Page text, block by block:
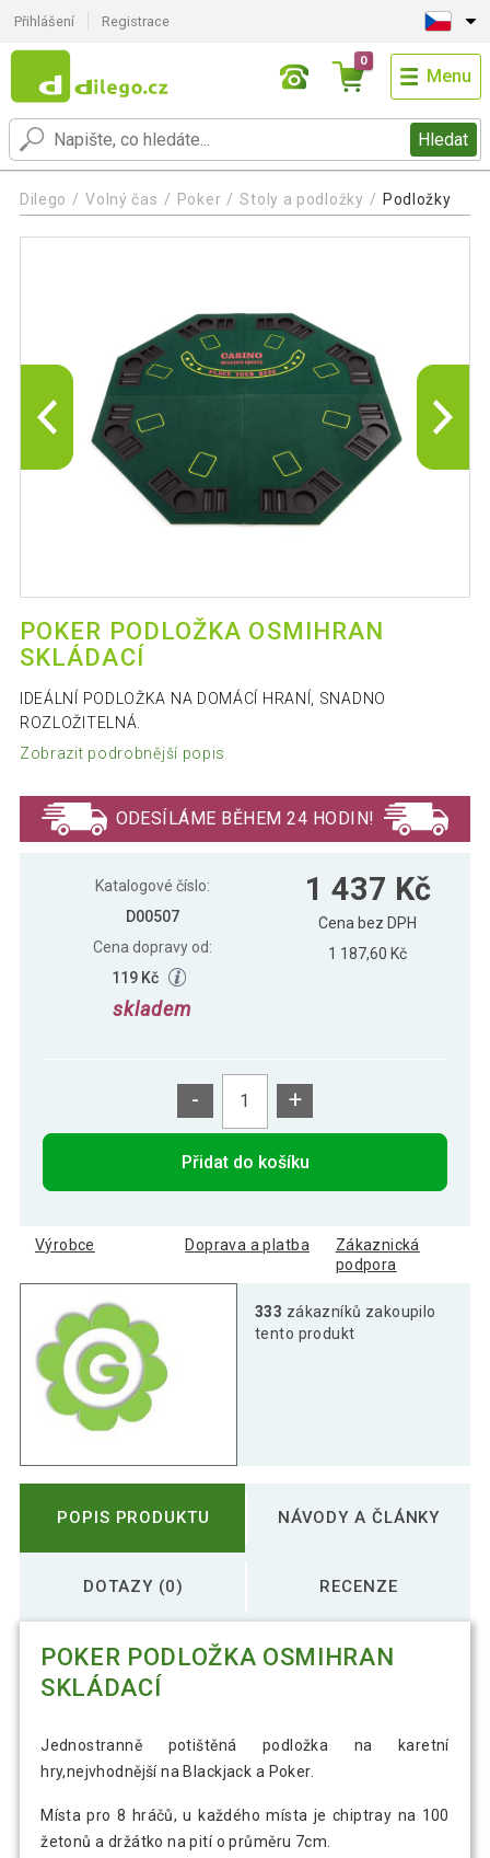
Přihlášení Registrace
Hledat
0
Menu
Dilego Volný čas Poker Stoly a podložky Podložky
POKER PODLOŽKA OSMIHRAN
SKLÁDACÍ
IDEÁLNÍ PODLOŽKA NA DOMÁCÍ HRANÍ, SNADNO
ROZLOŽITELNÁ.
Zobrazit podrobnější popis
ODESÍLÁME BĚHEM 24 HODIN!
Katalogové číslo:
D00507
Cena dopravy od:
119 Kč
skladem
1 437 Kč
Cena bez DPH
1 187,60 Kč
- +
Přidat do košíku
Výrobce Doprava a platba
Zákaznická
podpora
333 zákazníků zakoupilo
tento produkt
POPIS PRODUKTU NÁVODY A ČLÁNKY
DOTAZY (0) RECENZE
POKER PODLOŽKA OSMIHRAN
SKLÁDACÍ
Jednostranně potištěná podložka na karetní
hry,nejvhodnější na Blackjack a Poker.
Místa pro 8 hráčů, u každého místa je chiptray na 100
žetonů a držátko na pití o průměru 7cm.